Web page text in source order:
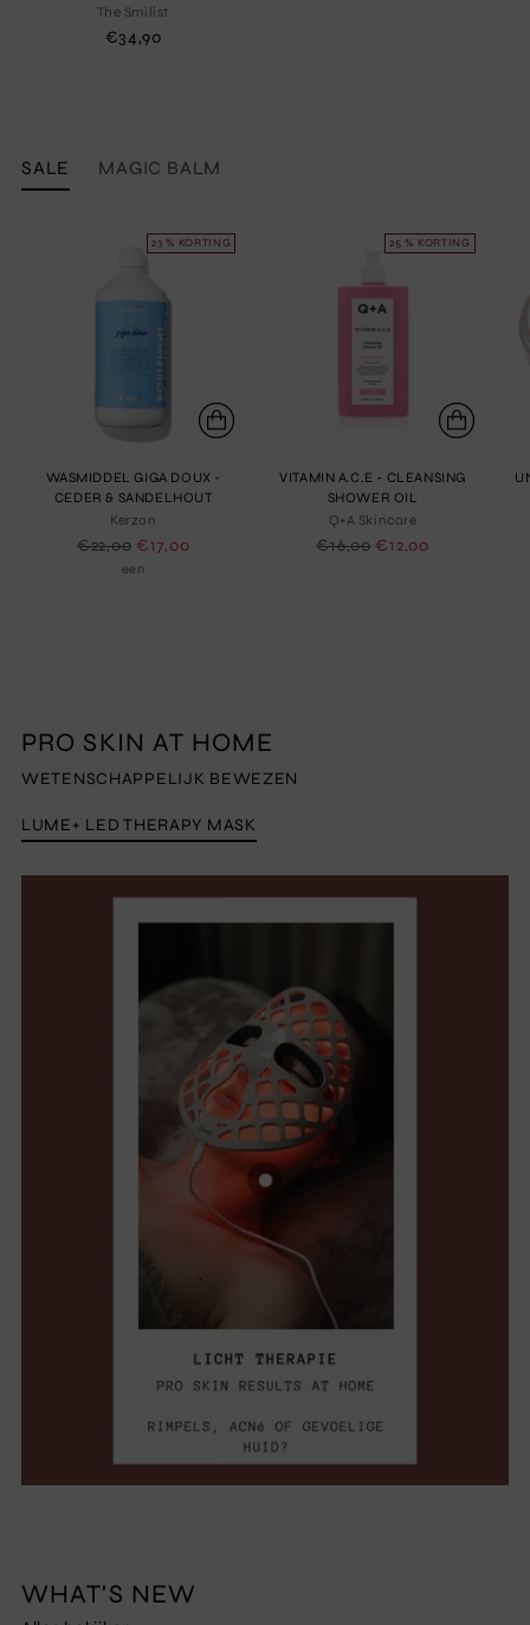
The Smilist
€34,90
SALE MAGIC BALM
23 % KORTING
WASMIDDEL GIGA DOUX -
CEDER & SANDELHOUT
Kerzon
Normale
€22,00 €17,00
een
25 % KORTING
VITAMIN A.C.E - CLEANSING
SHOWER OIL
Q+A Skincare
Normale
€16,00 €12,00
PRO SKIN AT HOME
WETENSCHAPPELIJK BEWEZEN
LUME+ LED THERAPY MASK
WHAT'S NEW